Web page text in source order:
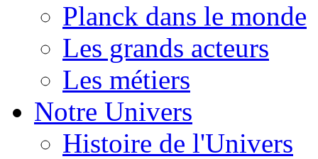
Planck dans le monde
Les grands acteurs
Les métiers
Notre Univers
Histoire de l'Univers